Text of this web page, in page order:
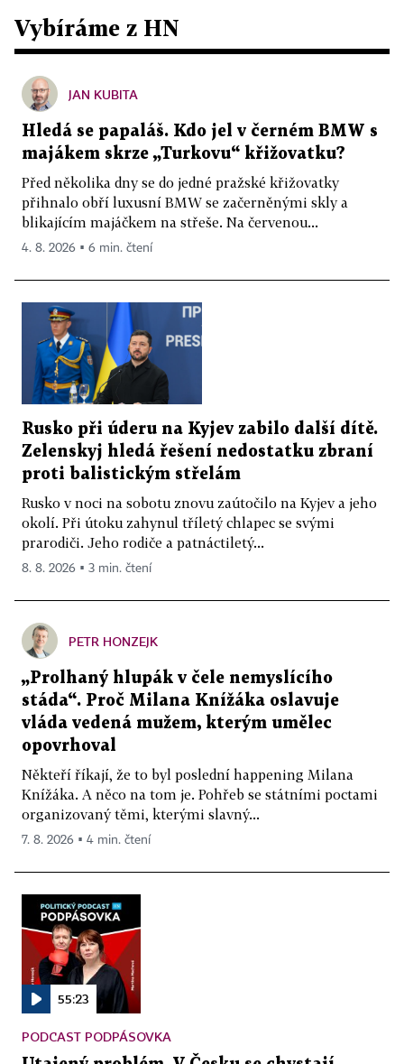
Vybíráme z HN
JAN KUBITA
Hledá se papaláš. Kdo jel v černém BMW s
majákem skrze „Turkovu“ křižovatku?
Před několika dny se do jedné pražské křižovatky
přihnalo obří luxusní BMW se začerněnými skly a
blikajícím majáčkem na střeše. Na červenou...
4. 8. 2026 ▪ 6 min. čtení
Rusko při úderu na Kyjev zabilo další dítě.
Zelenskyj hledá řešení nedostatku zbraní
proti balistickým střelám
Rusko v noci na sobotu znovu zaútočilo na Kyjev a jeho
okolí. Při útoku zahynul tříletý chlapec se svými
prarodiči. Jeho rodiče a patnáctiletý...
8. 8. 2026 ▪ 3 min. čtení
PETR HONZEJK
„Prolhaný hlupák v čele nemyslícího
stáda“. Proč Milana Knížáka oslavuje
vláda vedená mužem, kterým umělec
opovrhoval
Někteří říkají, že to byl poslední happening Milana
Knížáka. A něco na tom je. Pohřeb se státními poctami
organizovaný těmi, kterými slavný...
7. 8. 2026 ▪ 4 min. čtení
55:23
PODCAST PODPÁSOVKA